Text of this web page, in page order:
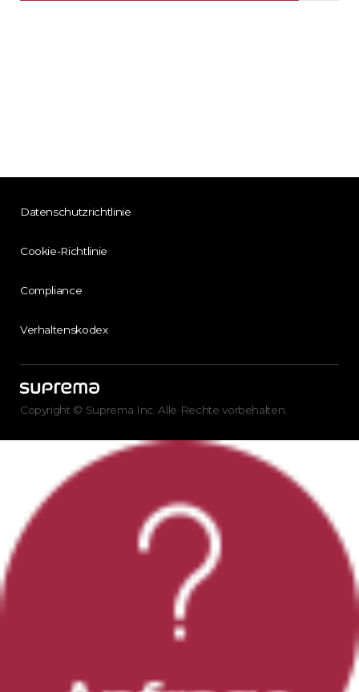
Datenschutzrichtlinie
Cookie-Richtlinie
Compliance
Verhaltenskodex
Copyright © Suprema Inc. Alle Rechte vorbehalten.